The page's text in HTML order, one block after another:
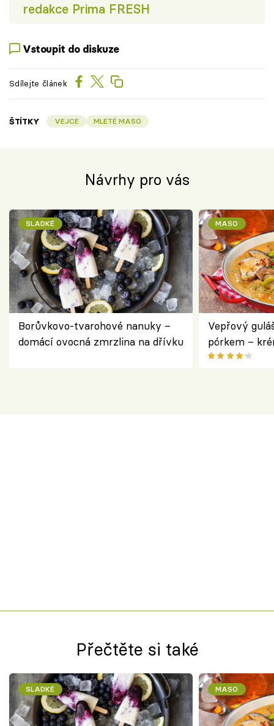
redakce Prima FRESH
Vstoupit do diskuze
Sdílejte článek
ŠTÍTKY VEJCE MLETÉ MASO
Návrhy pro vás
SLADKÉ
Borůvkovo-tvarohové nanuky –
domácí ovocná zmrzlina na dřívku
MASO
Vepřový
pórkem –
pokrm z
Přečtěte si také
SLADKÉ MASO